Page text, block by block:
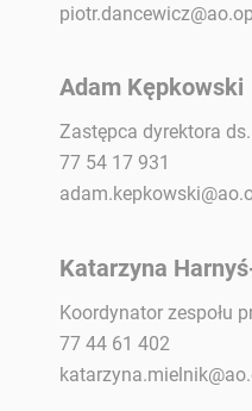
Adam Kępkowski
Zastępca dyrektora
77 54 17 931
Katarzyna
Koordynator zespołu
77 44 61 402